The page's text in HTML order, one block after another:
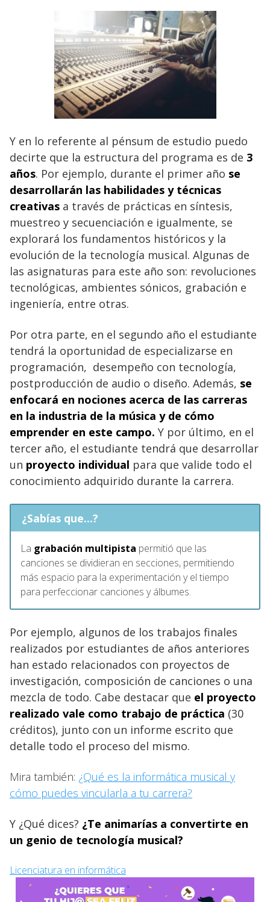
Y en lo referente al pénsum de estudio puedo
decirte que la estructura del programa es de 3
años. Por ejemplo, durante el primer año se
desarrollarán las habilidades y técnicas
creativas a través de prácticas en síntesis,
muestreo y secuenciación e igualmente, se
explorará los fundamentos históricos y la
evolución de la tecnología musical. Algunas de
las asignaturas para este año son: revoluciones
tecnológicas, ambientes sónicos, grabación e
ingeniería, entre otras.
Por otra parte, en el segundo año el estudiante
tendrá la oportunidad de especializarse en
programación, desempeño con tecnología,
postproducción de audio o diseño. Además, se
enfocará en nociones acerca de las carreras
en la industria de la música y de cómo
emprender en este campo. Y por último, en el
tercer año, el estudiante tendrá que desarrollar
un proyecto individual para que valide todo el
conocimiento adquirido durante la carrera.
¿Sabías que...?
La grabación multipista permitió que las
canciones se dividieran en secciones, permitiendo
más espacio para la experimentación y el tiempo
para perfeccionar canciones y álbumes.
Por ejemplo, algunos de los trabajos finales
realizados por estudiantes de años anteriores
han estado relacionados con proyectos de
investigación, composición de canciones o una
mezcla de todo. Cabe destacar que el proyecto
realizado vale como trabajo de práctica (30
créditos), junto con un informe escrito que
detalle todo el proceso del mismo.
Mira también: ¿Qué es la informática musical y
cómo puedes vincularla a tu carrera?
Y ¿Qué dices? ¿Te animarías a convertirte en
un genio de tecnología musical?
Licenciatura en informática